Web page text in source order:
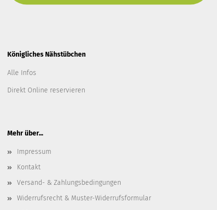
Königliches Nähstübchen
Alle Infos
Direkt Online reservieren
Mehr über...
Impressum
Kontakt
Versand- & Zahlungsbedingungen
Widerrufsrecht & Muster-Widerrufsformular